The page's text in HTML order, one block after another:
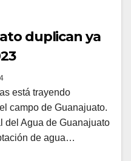
duplican ya
está trayendo
campo de Guanajuato.
del Agua de Guanajuato
de agua…